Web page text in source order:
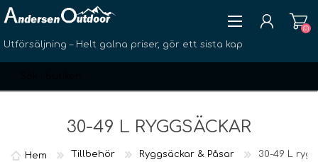
Utförsäljning – Helt galna priser, gör ett sista kap
(0)
30-49 L RYGGSÄCKAR
Hem Tillbehör Ryggsäckar & Påsar 30-49 L